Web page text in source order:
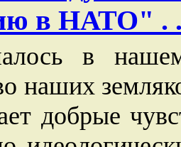
в НАТО" .
в
наших
добрые